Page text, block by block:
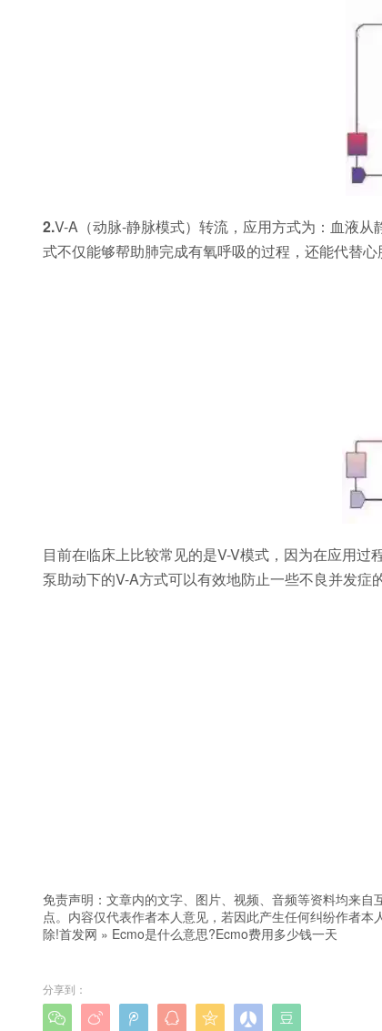
2.V-A（动脉-静脉模式）转流，应用方式为：血液
式不仅能够帮助肺完成有氧呼吸的过程，还能代替
目前在临床上比较常见的是V-V模式，因为在应用
泵助动下的V-A方式可以有效地防止一些不良并发症
免责声明：文章内的文字、图片、视频、音频等资料均来
点。内容仅代表作者本人意见，若因此产生任何纠纷作者
除!首发网 » Ecmo是什么意思?Ecmo费用多少钱一天
分享到：
      